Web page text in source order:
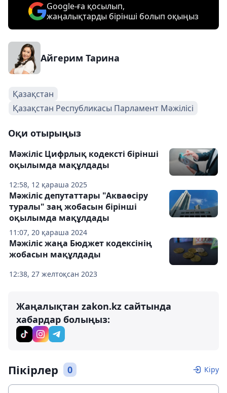
Google-ға қосылып,
жаңалықтарды бірінші болып оқыңыз
Айгерим Тарина
Қазақстан
Қазақстан Республикасы Парламент Мәжілісі
Оқи отырыңыз
12:58, 12 қараша 2025
Мәжіліс Цифрлық кодексті бірінші
оқылымда мақұлдады
11:07, 20 қараша 2024
Мәжіліс депутаттары "Акваөсіру
туралы" заң жобасын бірінші
оқылымда мақұлдады
12:38, 27 желтоқсан 2023
Мәжіліс жаңа Бюджет кодексінің
жобасын мақұлдады
Жаңалықтан zakon.kz сайтында
хабардар болыңыз:
Пікірлер 0 Кіру